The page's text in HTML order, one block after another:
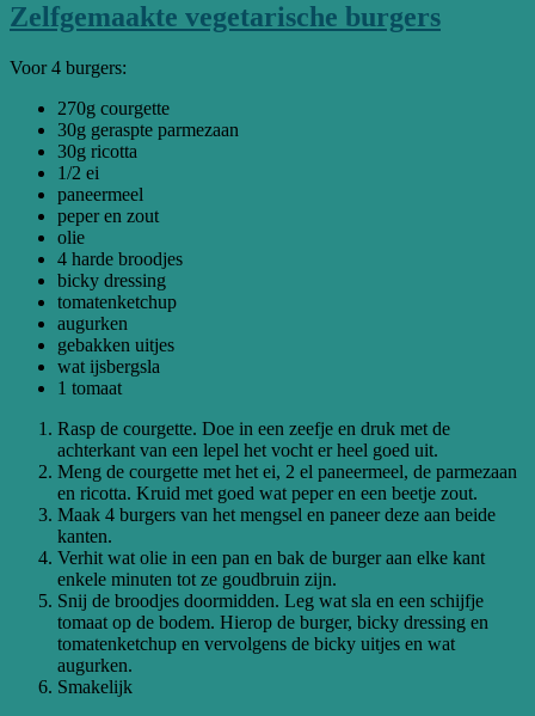
Zelfgemaakte vegetarische burgers
Voor 4 burgers:
270g courgette
30g geraspte parmezaan
30g ricotta
1/2 ei
paneermeel
peper en zout
olie
4 harde broodjes
bicky dressing
tomatenketchup
augurken
gebakken uitjes
wat ijsbergsla
1 tomaat
Rasp de courgette. Doe in een zeefje en druk met de
achterkant van een lepel het vocht er heel goed uit.
Meng de courgette met het ei, 2 el paneermeel, de parmezaan
en ricotta. Kruid met goed wat peper en een beetje zout.
Maak 4 burgers van het mengsel en paneer deze aan beide
kanten.
Verhit wat olie in een pan en bak de burger aan elke kant
enkele minuten tot ze goudbruin zijn.
Snij de broodjes doormidden. Leg wat sla en een schijfje
tomaat op de bodem. Hierop de burger, bicky dressing en
tomatenketchup en vervolgens de bicky uitjes en wat
augurken.
Smakelijk